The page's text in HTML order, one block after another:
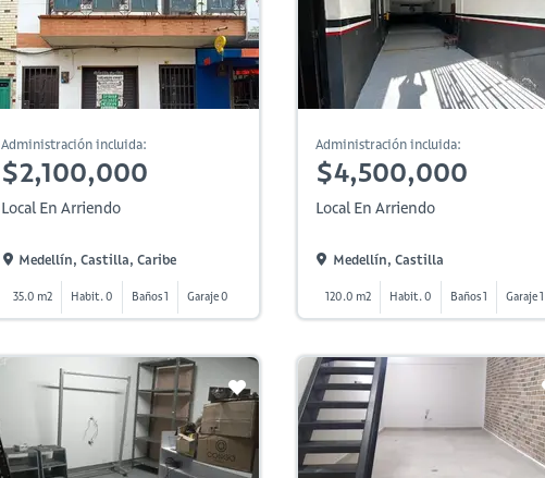
Administración incluida:
$2,100,000
Local En Arriendo
Medellín, Castilla, Caribe
35.0 m2 Habit. 0 Baños 1 Garaje 0
Administración incluida:
$4,500,000
Local En Arriendo
Medellín, Castilla
120.0 m2 Habit. 0 Baños 1 Garaje 1